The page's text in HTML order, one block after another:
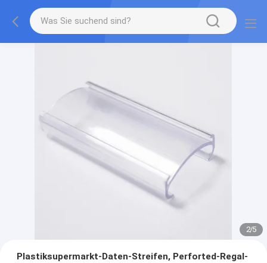
2/5
Plastiksupermarkt-Daten-Streifen, Perforted-Regal-